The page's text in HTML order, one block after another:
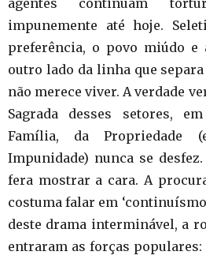
impunemente até hoje.
preferência, o povo miúdo e
outro lado da linha que
não merece viver. A verdade
Sagrada desses setores,
Família, da Propriedade
Impunidade) nunca se
fera mostrar a cara. A
costuma falar em
deste drama interminável, a
entraram as forças